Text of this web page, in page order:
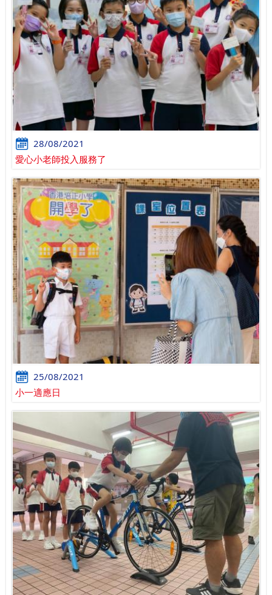
28/08/2021
愛心小老師投入服務了
25/08/2021
小一適應日